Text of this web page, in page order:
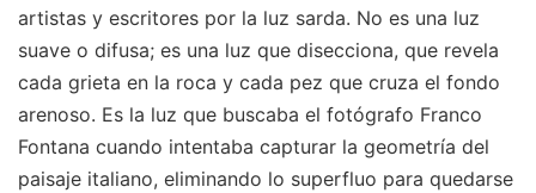
artistas y escritores por la luz sarda. No es una luz
suave o difusa; es una luz que disecciona, que revela
cada grieta en la roca y cada pez que cruza el fondo
arenoso. Es la luz que buscaba el fotógrafo Franco
Fontana cuando intentaba capturar la geometría del
paisaje italiano, eliminando lo superfluo para quedarse